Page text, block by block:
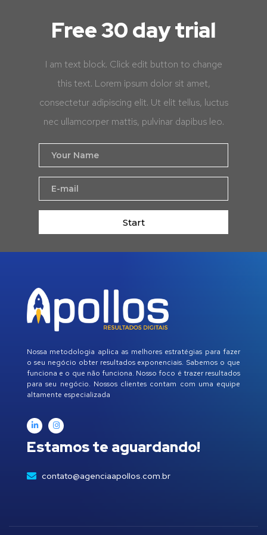
Free 30 day trial
I am text block. Click edit button to change
this text. Lorem ipsum dolor sit amet,
consectetur adipiscing elit. Ut elit tellus, luctus
nec ullamcorper mattis, pulvinar dapibus leo.
Start
Nossa metodologia aplica as melhores estratégias para fazer
o seu negócio obter resultados exponenciais. Sabemos o que
funciona e o que não funciona. Nosso foco é trazer resultados
para seu negócio. Nossos clientes contam com uma equipe
altamente especializada
Estamos te aguardando!
contato@agenciaapollos.com.br